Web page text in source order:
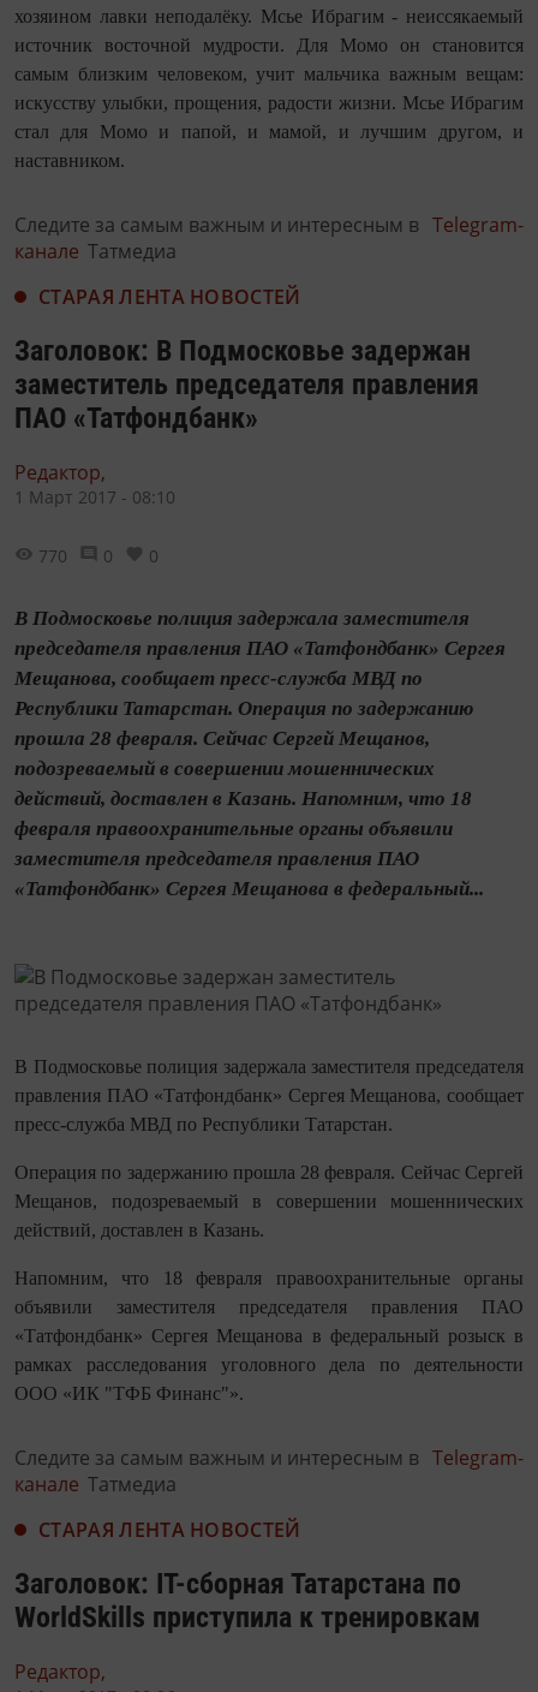
хозяином лавки неподалёку. Мсье Ибрагим - неиссякаемый
источник восточной мудрости. Для Момо он становится
самым близким человеком, учит мальчика важным вещам:
искусству улыбки, прощения, радости жизни. Мсье Ибрагим
стал для Момо и папой, и мамой, и лучшим другом, и
наставником.
Следите за самым важным и интересным в Telegram-
канале Татмедиа
СТАРАЯ ЛЕНТА НОВОСТЕЙ
Заголовок: В Подмосковье задержан
заместитель председателя правления
ПАО «Татфондбанк»
Редактор,
1 Март 2017 - 08:10
770 0 0
В Подмосковье полиция задержала заместителя
председателя правления ПАО «Татфондбанк» Сергея
Мещанова, сообщает пресс-служба МВД по
Республики Татарстан. Операция по задержанию
прошла 28 февраля. Сейчас Сергей Мещанов,
подозреваемый в совершении мошеннических
действий, доставлен в Казань. Напомним, что 18
февраля правоохранительные органы объявили
заместителя председателя правления ПАО
«Татфондбанк» Сергея Мещанова в федеральный...
В Подмосковье полиция задержала заместителя председателя
правления ПАО «Татфондбанк» Сергея Мещанова, сообщает
пресс-служба МВД по Республики Татарстан.
Операция по задержанию прошла 28 февраля. Сейчас Сергей
Мещанов, подозреваемый в совершении мошеннических
действий, доставлен в Казань.
Напомним, что 18 февраля правоохранительные органы
объявили заместителя председателя правления ПАО
«Татфондбанк» Сергея Мещанова в федеральный розыск в
рамках расследования уголовного дела по деятельности
ООО «ИК "ТФБ Финанс"».
Следите за самым важным и интересным в Telegram-
канале Татмедиа
СТАРАЯ ЛЕНТА НОВОСТЕЙ
Заголовок: IT-сборная Татарстана по
WorldSkills приступила к тренировкам
Редактор,